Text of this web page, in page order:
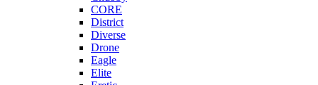
CORE
District
Diverse
Drone
Eagle
Elite